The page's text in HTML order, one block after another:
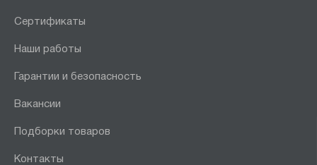
Сертификаты
Наши работы
Гарантии и безопасность
Вакансии
Подборки товаров
Контакты